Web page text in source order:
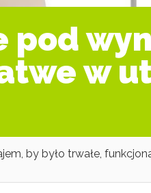
w
by było trwałe,